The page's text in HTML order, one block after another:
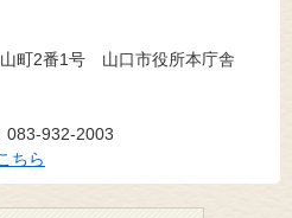
町2番1号 山口市役所本庁舎
083-932-2003
ちら